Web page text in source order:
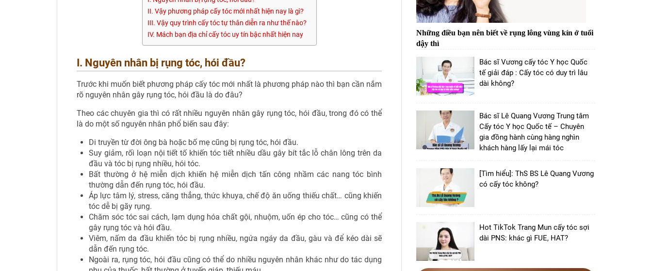
II. Vậy phương pháp cấy tóc mới nhất hiện nay là gì?
III. Vậy quy trình cấy tóc tự thân diễn ra như thế nào?
IV. Mách bạn địa chỉ cấy tóc uy tín bậc nhất hiện nay
I. Nguyên nhân bị rụng tóc, hói đầu?
Trước khi muốn biết phương pháp cấy tóc mới nhất là phương pháp nào thì bạn cần nắm
rõ nguyên nhân gây rụng tóc, hói đầu là do đâu?
Theo các chuyên gia thì có rất nhiều nguyên nhân gây rụng tóc, hói đầu, trong đó có thể
là do một số nguyên nhân phổ biến sau đây:
Di truyền từ đời ông bà hoặc bố mẹ cũng bị rụng tóc, hói đầu.
Suy giảm, rối loạn nội tiết tố khiến tóc tiết nhiều dầu gây bít tắc lỗ chân lông trên da
đầu và tóc bị rụng nhiều, hói tóc.
Bất thường ở hệ miễn dịch khiến hệ miễn dịch tấn công nhầm các nang tóc bình
thường dẫn đến rụng tóc, hói đầu.
Áp lực tâm lý, stress, căng thẳng, thức khuya, chế độ ăn uống thiếu chất… cũng khiến
tóc dễ bị gãy rụng.
Chăm sóc tóc sai cách, lạm dụng hóa chất gội, nhuộm, uốn ép cho tóc… cũng có thể
gây rụng tóc và hói đầu.
Viêm, nấm da đầu khiến tóc bị rụng nhiều, ngứa ngáy da đầu, gàu và để kéo dài sẽ
dẫn đến rụng tóc.
Ngoài ra, rụng tóc, hói đầu cũng có thể do nhiều nguyên nhân khác như do tác dụng
Những điều bạn nên biết về rụng lông vùng kín ở tuổi
dậy thì
Bác sĩ Vương cấy tóc Y học Quốc
tế giải đáp : Cấy tóc có duy trì lâu
dài không?
Bác sĩ Lê Quang Vương Trung tâm
Cấy tóc Y học Quốc tế – Chuyên
gia đồng hành cùng hàng nghìn
khách hàng lấy lại mái tóc
[Tìm hiểu]: ThS BS Lê Quang Vương
có cấy tóc không?
Hot TikTok Trang Mun cấy tóc sợi
dài PNS: khác gì FUE, HAT?